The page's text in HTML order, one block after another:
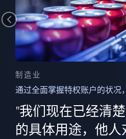
制造业
通过全面掌握特权账户的状况
"我们现在已经清
的具体用途，他人